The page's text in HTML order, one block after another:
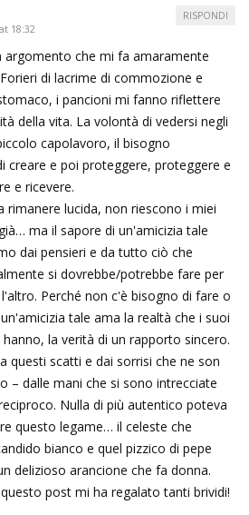
18:32
argomento che mi fa amaramente
di lacrime di commozione e
i pancioni mi fanno riflettere
della vita. La volontà di vedersi negli
capolavoro, il bisogno
creare e poi proteggere, proteggere e
e ricevere.
rimanere lucida, non riescono i miei
ma il sapore di un'amicizia tale
dai pensieri e da tutto ciò che
si dovrebbe/potrebbe fare per
Perché non c'è bisogno di fare o
tale ama la realtà che i suoi
la verità di un rapporto sincero.
questi scatti e dai sorrisi che ne son
– dalle mani che si sono intrecciate
Nulla di più autentico poteva
questo legame… il celeste che
bianco e quel pizzico di pepe
delizioso arancione che fa donna.
post mi ha regalato tanti brividi!
RISPONDI